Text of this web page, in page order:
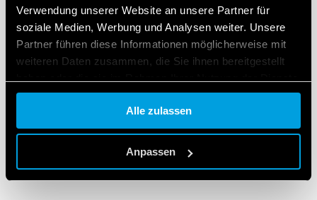
Verwendung unserer Website an unsere Partner für
soziale Medien, Werbung und Analysen weiter. Unsere
Partner führen diese Informationen möglicherweise mit
weiteren Daten zusammen, die Sie ihnen bereitgestellt
gesammelt haben.
Cookie policy.
Alle zulassen
Anpassen